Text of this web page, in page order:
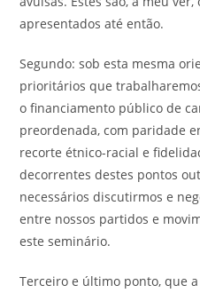
apresentados até então.
Segundo: sob esta mesma
prioritários que
o financiamento público de
preordenada, com paridade
recorte étnico-racial e
decorrentes destes pontos
necessários discutirmos e
entre nossos partidos e
este seminário.
Terceiro e último ponto, que